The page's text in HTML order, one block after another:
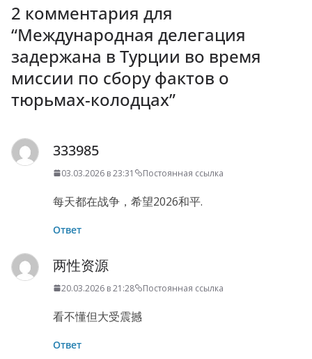
2 комментария для
“Международная делегация
задержана в Турции во время
миссии по сбору фактов о
тюрьмах-колодцах”
333985
03.03.2026 в 23:31 Постоянная ссылка
每天都在战争，希望2026和平.
Ответ
两性资源
20.03.2026 в 21:28 Постоянная ссылка
看不懂但大受震撼
Ответ